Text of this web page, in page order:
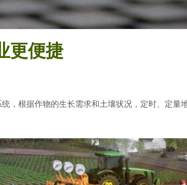
更便捷
，根据作物的生长需求和土壤状况，定时、定量